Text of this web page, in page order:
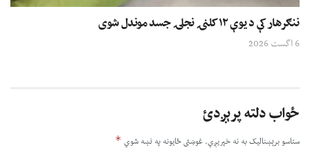
ننګرهار کې د یوې ۱۲ کلنۍ نجلۍ جسد موندل شوی
6 اگست 2026
ځواب دلته پرېږدئ
ستاسو برېښناليک به نه خپريږي.غوښتى ځایونه په نښه شوي *